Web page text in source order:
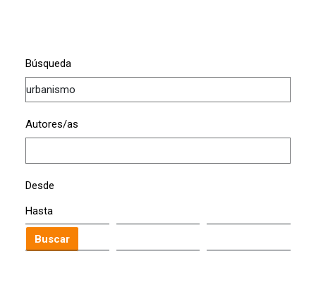
Búsqueda
Autores/as
Desde
Hasta
Buscar